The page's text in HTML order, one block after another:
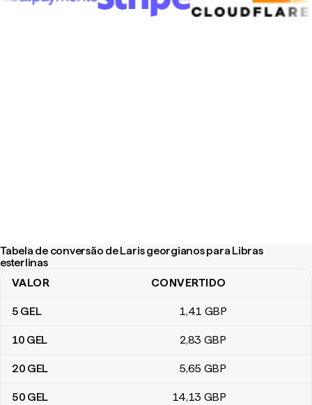
Tabela de conversão de Laris georgianos para Libras
esterlinas
Tabela de conversão de Laris georgianos para Libras esterlinas
VALOR CONVERTIDO
5 GEL 1,41 GBP
10 GEL 2,83 GBP
20 GEL 5,65 GBP
50 GEL 14,13 GBP